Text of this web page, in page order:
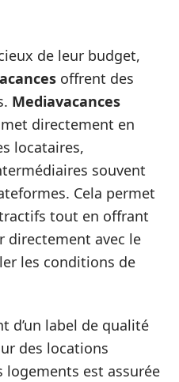
de leur budget,
offrent des
Mediavacances
directement en
locataires,
souvent
Cela permet
tout en offrant
directement avec le
les conditions de
d’un label de qualité
des locations
logements est assurée